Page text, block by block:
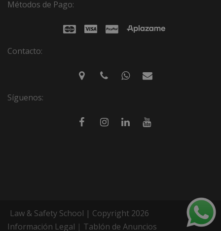
Métodos de Pago:
Contacto:
Síguenos:
Law & Safety School | Copyright 2026
Información Legal | Tablón de Anuncios